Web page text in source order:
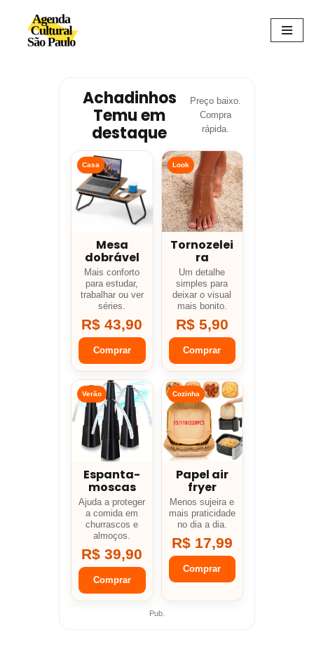
Avançar
Achadinhos
Temu em
destaque
Preço baixo.
Compra
rápida.
Casa
Mesa
dobrável
Mais conforto
para estudar,
trabalhar ou ver
séries.
R$ 43,90
Comprar
Look
Tornozelei
ra
Um detalhe
simples para
deixar o visual
mais bonito.
R$ 5,90
Comprar
Verão
Espanta-
moscas
Ajuda a proteger
a comida em
churrascos e
almoços.
R$ 39,90
Comprar
Cozinha
Papel air
fryer
Menos sujeira e
mais praticidade
no dia a dia.
R$ 17,99
Comprar
Pub.